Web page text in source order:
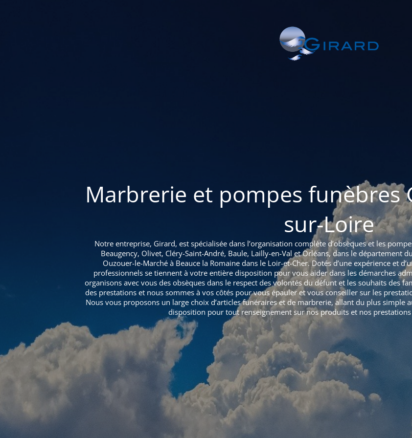
Marbrerie et pompes funèbres
sur-Loire
Notre entreprise, Girard, est spécialisée dans l’organisation complète d’obsèques et les
Beaugency, Olivet, Cléry-Saint-André, Baule, Lailly-en-Val et Orléans, dans le département
Ouzouer-le-Marché à Beauce la Romaine dans le Loir-et-Cher. Dotés d’une expérience et
professionnels se tiennent à votre entière disposition pour vous aider dans les démarches
organisons avec vous des obsèques dans le respect des volontés du défunt et les souhaits des
des prestations et nous sommes à vos côtés pour vous épauler et vous conseiller sur les
Nous vous proposons un large choix d’articles funéraires et de marbrerie, allant du plus simple
disposition pour tout renseignement sur nos produits et nos